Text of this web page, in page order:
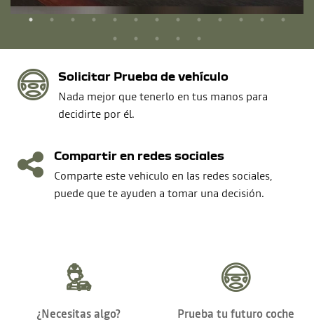
Solicitar Prueba de vehículo
Nada mejor que tenerlo en tus manos para
decidirte por él.
Compartir en redes sociales
Comparte este vehiculo en las redes sociales,
puede que te ayuden a tomar una decisión.
¿Necesitas algo?
Prueba tu futuro coche